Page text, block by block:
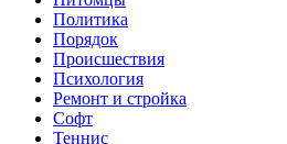
Политика
Порядок
Происшествия
Психология
Ремонт и стройка
Софт
Теннис